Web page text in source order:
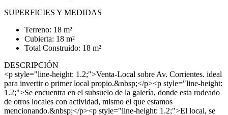
SUPERFICIES Y MEDIDAS
Terreno: 18 m²
Cubierta: 18 m²
Total Construido: 18 m²
DESCRIPCIÓN
<p style="line-height: 1.2;">Venta-Local sobre Av. Corrientes. ideal
para invertir o primer local propio.&nbsp;</p><p style="line-height:
1.2;">Se encuentra en el subsuelo de la galería, donde esta rodeado
de otros locales con actividad, mismo el que estamos
mencionando.&nbsp;</p><p style="line-height: 1.2;">El local, se